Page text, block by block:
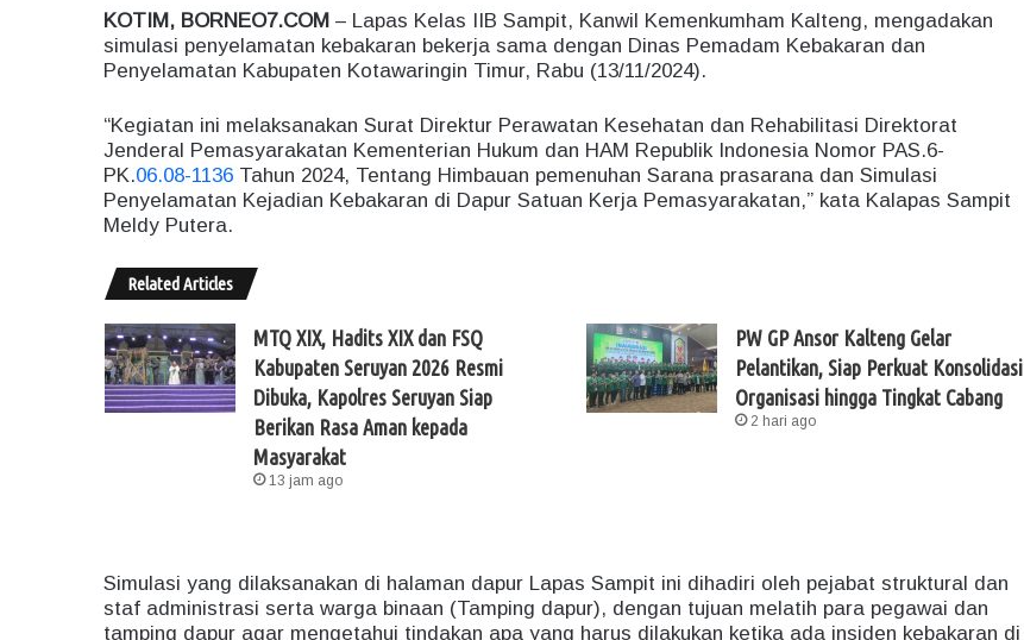
KOTIM, BORNEO7.COM – Lapas Kelas IIB Sampit, Kanwil Kemenkumham Kalteng, mengadakan
simulasi penyelamatan kebakaran bekerja sama dengan Dinas Pemadam Kebakaran dan
Penyelamatan Kabupaten Kotawaringin Timur, Rabu (13/11/2024).
“Kegiatan ini melaksanakan Surat Direktur Perawatan Kesehatan dan Rehabilitasi Direktorat
Jenderal Pemasyarakatan Kementerian Hukum dan HAM Republik Indonesia Nomor PAS.6-
PK.06.08-1136 Tahun 2024, Tentang Himbauan pemenuhan Sarana prasarana dan Simulasi
Penyelamatan Kejadian Kebakaran di Dapur Satuan Kerja Pemasyarakatan,” kata Kalapas Sampit
Meldy Putera.
Related Articles
MTQ XIX, Hadits XIX dan FSQ
Kabupaten Seruyan 2026 Resmi
Dibuka, Kapolres Seruyan Siap
Berikan Rasa Aman kepada
Masyarakat
13 jam ago
PW GP Ansor Kalteng Gelar
Pelantikan, Siap Perkuat Konsolidasi
Organisasi hingga Tingkat Cabang
2 hari ago
Simulasi yang dilaksanakan di halaman dapur Lapas Sampit ini dihadiri oleh pejabat struktural dan
staf administrasi serta warga binaan (Tamping dapur), dengan tujuan melatih para pegawai dan
tamping dapur agar mengetahui tindakan apa yang harus dilakukan ketika ada insiden kebakaran di